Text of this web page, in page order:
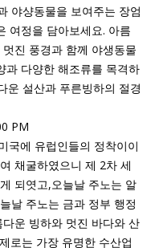
야샹동물을 보여주는 장엄
여정을 담아보세요. 아름
진 풍경과 함께 야생동물
과 다양한 해조류를 목격하
운 설산과 푸른빙하의 절경
PM
국에 유럽인들의 정착이이
채굴하였으니 제 2차 세
되엿고,오늘날 주노는 알
날 주노는 금과 정부 행정
운 빙하와 멋진 바다와 산
로는 가장 유명한 수산업